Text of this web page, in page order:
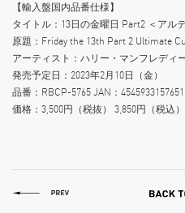
【輸入盤国内品番仕様】
タイトル：13日の金曜日 Part2 ＜アル
原題：Friday the 13th Part 2 Ultimate
アーティスト：ハリー・マンフレディ
発売予定日：2023年2月10日（金）
品番：RBCP-5765 JAN：
価格：3,500円（税抜） 3,850円（税込